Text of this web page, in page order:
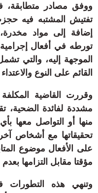
ووفق مصادر متطابقة،
تفتيش المشتبه فيه
إضافة إلى مواد
تورطه في أفعال إجرامية
الموجهة إليه، والتي
القائم على النوع
وقررت القاضية
مشددة لفائدة الضحية،
منها أو التواصل معها
تحقيقاتها مع أشخاص
على الأفعال موضوع
مؤقتا مقابل التزامها
وتنهي هذه